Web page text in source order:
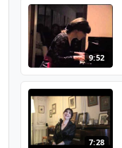
9:52
7:28